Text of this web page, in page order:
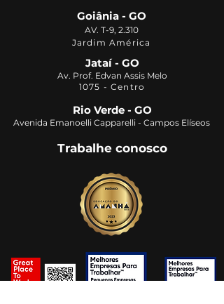
Goiânia - GO
AV. T-9, 2.310
Jardim América
Jataí - GO
Av. Prof. Edvan Assis Melo
1075 - Centro
Trabalhe conosco
Rio Verde - GO
Avenida Emanoelli Capparelli - Campos Elíseos